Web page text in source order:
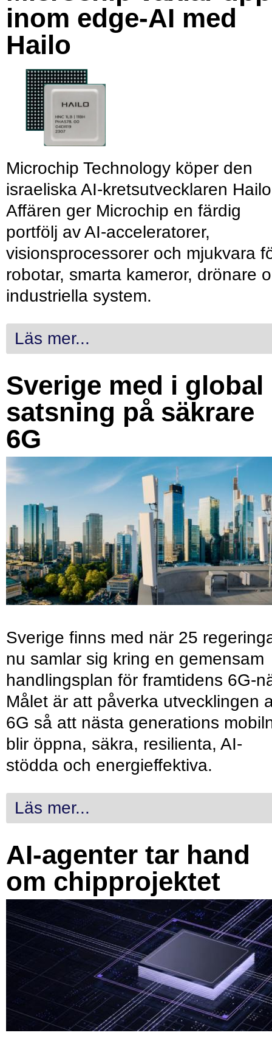
inom edge-AI med
Hailo
Microchip Technology köper den
israeliska AI-kretsutvecklaren
Affären ger Microchip en färdig
portfölj av AI-acceleratorer,
visionsprocessorer och mjukvara
robotar, smarta kameror, drönare
industriella system.
Läs mer...
Sverige med i global
satsning på säkrare
6G
Sverige finns med när 25
nu samlar sig kring en gemensam
handlingsplan för framtidens 6G-
Målet är att påverka utvecklingen
6G så att nästa generations
blir öppna, säkra, resilienta, AI-
stödda och energieffektiva.
Läs mer...
AI-agenter tar hand
om chipprojektet